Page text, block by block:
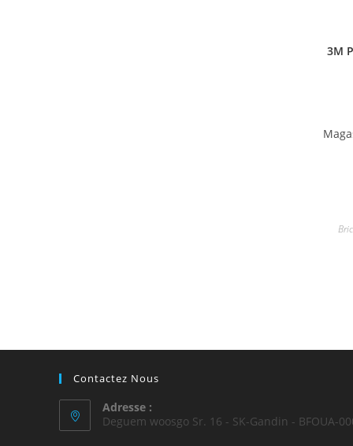
3M
Contactez Nous
Adresse :
Deguem woosgo Sr. 16 - SK-Gandin - BFOUA-